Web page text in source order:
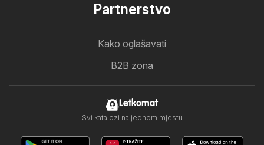
Partnerstvo
Kako oglašavati
B2B zona
Letkomat
Svi katalozi na jednom mjestu